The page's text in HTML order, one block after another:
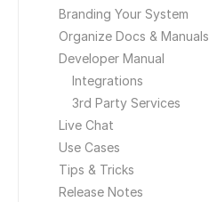
Branding Your System
Organize Docs & Manuals
Developer Manual
Integrations
3rd Party Services
Live Chat
Use Cases
Tips & Tricks
Release Notes